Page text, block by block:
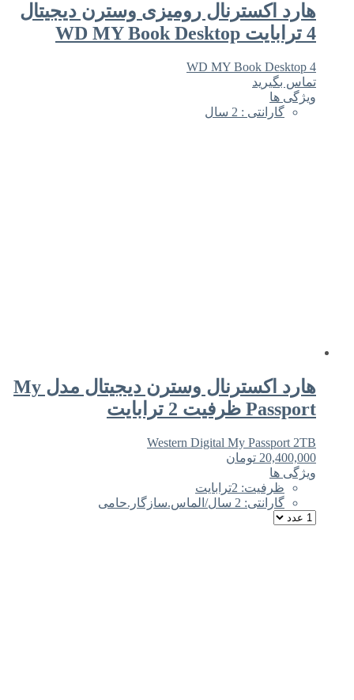
هارد اکسترنال رومیزی وسترن دیجیتال
4 ترابایت WD MY Book Desktop
4 WD MY Book Desktop
تماس بگیرید
ویژگی ها
گارانتی : 2 سال
هارد اکسترنال وسترن دیجیتال مدل My
Passport ظرفیت 2 ترابایت
Western Digital My Passport 2TB
20,400,000 تومان
ویژگی ها
ظرفیت: 2ترابایت
گارانتی: 2 سال/الماس.سازگار.حامی